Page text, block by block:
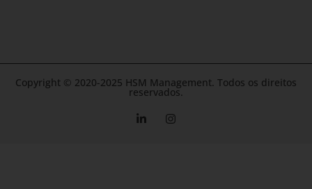
Copyright © 2020-2025 HSM Management. Todos os direitos
reservados.